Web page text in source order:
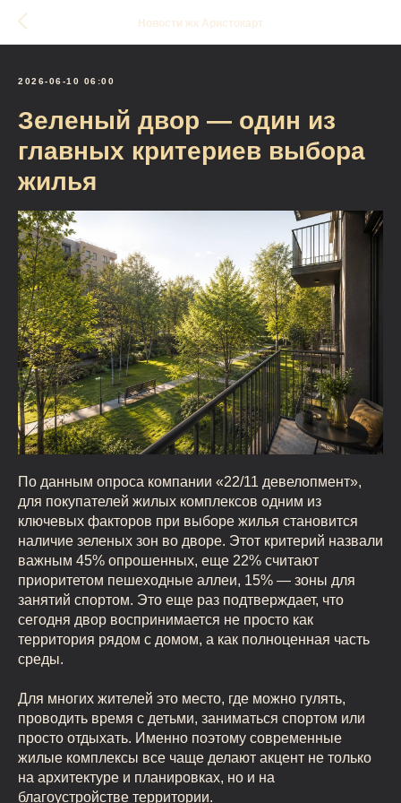
Новости жк Аристокарт
2026-06-10 06:00
Зеленый двор — один из
главных критериев выбора
жилья
По данным опроса компании «22/11 девелопмент»,
для покупателей жилых комплексов одним из
ключевых факторов при выборе жилья становится
наличие зеленых зон во дворе. Этот критерий назвали
важным 45% опрошенных, еще 22% считают
приоритетом пешеходные аллеи, 15% — зоны для
занятий спортом. Это еще раз подтверждает, что
сегодня двор воспринимается не просто как
территория рядом с домом, а как полноценная часть
среды.
Для многих жителей это место, где можно гулять,
проводить время с детьми, заниматься спортом или
просто отдыхать. Именно поэтому современные
жилые комплексы все чаще делают акцент не только
на архитектуре и планировках, но и на
благоустройстве территории.